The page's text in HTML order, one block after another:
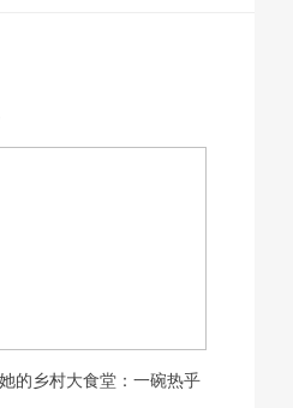
的乡村大食堂：一碗热乎